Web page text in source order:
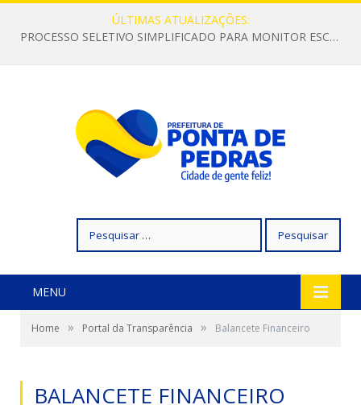
ÚLTIMAS ATUALIZAÇÕES:
PROCESSO SELETIVO SIMPLIFICADO PARA MONITOR ESCOLAR
por:
MENU
Home » Portal da Transparência » Balancete Financeiro
BALANCETE FINANCEIRO